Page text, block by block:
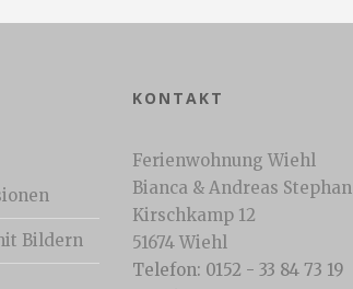
Bildern
KONTAKT
Ferienwohnung Wiehl
Bianca & Andreas Stephan
Kirschkamp 12
51674 Wiehl
Telefon: 0152 - 33 84 73 19